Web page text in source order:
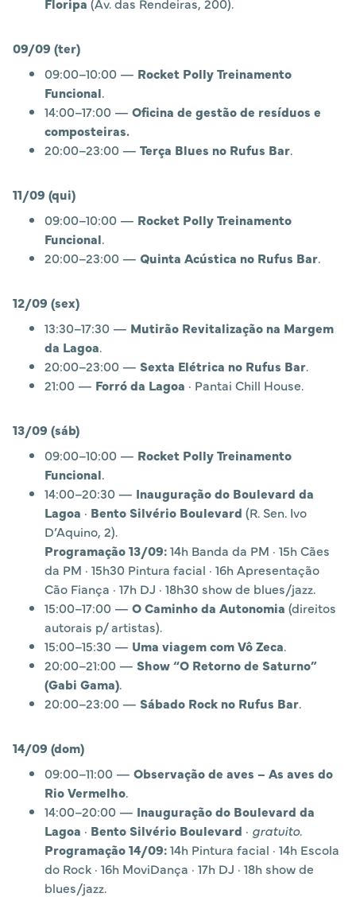
09/09 (ter)
09:00–10:00 — Rocket Polly Treinamento
Funcional.
14:00–17:00 — Oficina de gestão de resíduos e
composteiras.
20:00–23:00 — Terça Blues no Rufus Bar.
11/09 (qui)
09:00–10:00 — Rocket Polly Treinamento
Funcional.
20:00–23:00 — Quinta Acústica no Rufus Bar.
12/09 (sex)
13:30–17:30 — Mutirão Revitalização na Margem
da Lagoa.
20:00–23:00 — Sexta Elétrica no Rufus Bar.
21:00 — Forró da Lagoa · Pantai Chill House.
13/09 (sáb)
09:00–10:00 — Rocket Polly Treinamento
Funcional.
14:00–20:30 — Inauguração do Boulevard da
Lagoa · Bento Silvério Boulevard (R. Sen. Ivo
D’Aquino, 2).
Programação 13/09:14h Banda da PM · 15h Cães
da PM · 15h30 Pintura facial · 16h Apresentação
Cão Fiança · 17h DJ · 18h30 show de blues/jazz.
15:00–17:00 — O Caminho da Autonomia (direitos
autorais p/ artistas).
15:00–15:30 — Uma viagem com Vô Zeca.
20:00–21:00 — Show “O Retorno de Saturno”
(Gabi Gama).
20:00–23:00 — Sábado Rock no Rufus Bar.
14/09 (dom)
09:00–11:00 — Observação de aves – As aves do
Rio Vermelho.
14:00–20:00 — Inauguração do Boulevard da
Lagoa · Bento Silvério Boulevard · gratuito.
Programação 14/09:14h Pintura facial · 14h Escola
do Rock · 16h MoviDança · 17h DJ · 18h show de
blues/jazz.